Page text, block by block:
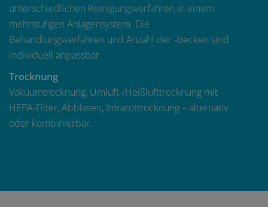
unterschiedlichen Reinigungsverfahren in einem
mehrstufigen Anlagensystem. Die
Behandlungsverfahren und Anzahl der -becken sind
individuell anpassbar.
Trocknung
Vakuumtrocknung, Umluft-/Heißlufttrocknung mit
HEPA-Filter, Abblasen, Infrarottrocknung – alternativ
oder kombinierbar.